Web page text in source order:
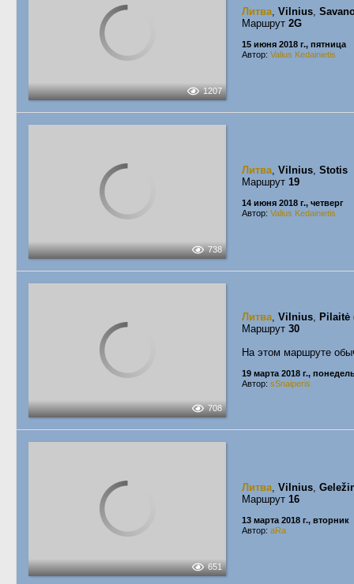
1207
Литва, Vilnius,
Маршрут 2G
15 июня 2018 г., пятница
Автор: Valius Kedainietis
738
Литва, Vilnius, Stotis
Маршрут 19
14 июня 2018 г., четверг
Автор: Valius Kedainietis
708
Литва, Vilnius, Pilaitė
Маршрут 30
На этом маршруте
19 марта 2018 г.,
Автор: sSnaiperis
651
Литва, Vilnius,
Маршрут 16
13 марта 2018 г., вторник
Автор: aRa